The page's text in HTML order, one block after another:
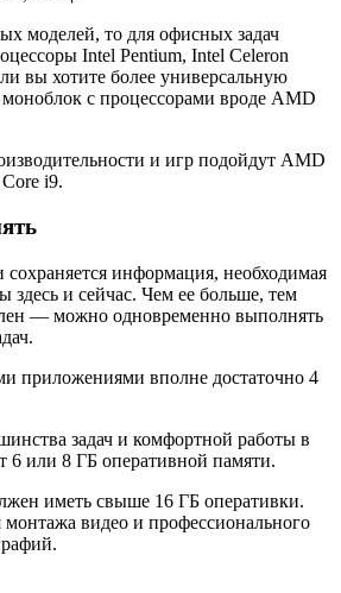
моделей, то для офисных задач
Intel Pentium, Intel Celeron
вы хотите более универсальную
с процессорами вроде AMD
и игр подойдут AMD
i9.
информация, необходимая
здесь и сейчас. Чем ее больше, тем
— можно одновременно выполнять
приложениями вполне достаточно 4
задач и комфортной работы в
6 или 8 ГБ оперативной памяти.
иметь свыше 16 ГБ оперативки.
видео и профессионального